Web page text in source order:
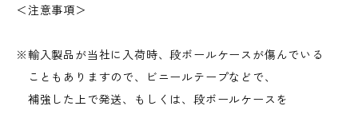
＜注意事項＞
※輸入製品が当社に入荷時、段ボールケースが傷んでいる
こともありますので、ビニールテープなどで、
補強した上で発送、もしくは、段ボールケースを